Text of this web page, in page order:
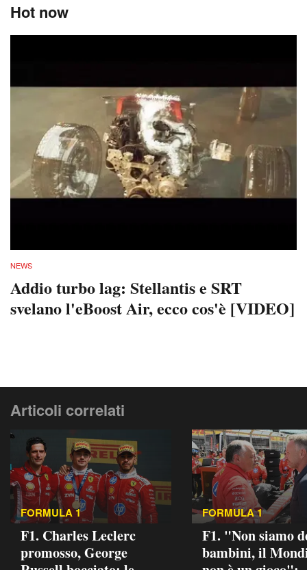
Hot now
NEWS
Addio turbo lag: Stellantis e SRT
svelano l'eBoost Air, ecco cos'è [VIDEO]
Articoli correlati
FORMULA 1
F1. Charles Leclerc
promosso, George
FORMULA 1
F1. "Non siamo
bambini, il